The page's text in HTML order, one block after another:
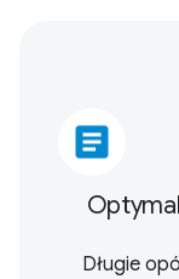
article
Długie